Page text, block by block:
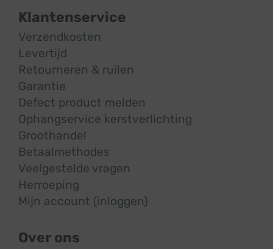
Klantenservice
Verzendkosten
Levertijd
Retourneren & ruilen
Garantie
Defect product melden
Ophangservice kerstverlichting
Groothandel
Betaalmethodes
Veelgestelde vragen
Herroeping
Mijn account (inloggen)
Over ons